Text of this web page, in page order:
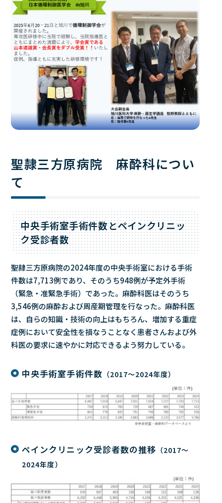
聖隷三方原病院 麻酔科につい
て
中央手術室手術件数とペインクリニッ
ク受診者数
聖隷三方原病院の2024年度の中央手術室における手術
件数は7,713例であり、そのうち948例が予定外手術
（緊急・准緊急手術）であった。麻酔科医はそのうち
3,546例の麻酔および周産期管理を行なった。麻酔科医
は、自らの知識・技術の向上はもちろん、増加する重症
症例において安全性を損なうことなく患者さんおよび外
科医の要求に速やかに対応できるよう努力している。
中央手術室手術件数 （2017～2024年度）
ペインクリニック受診者数の推移 （2017～
2024年度）